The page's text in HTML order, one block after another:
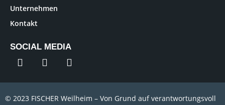
Unternehmen
Kontakt
SOCIAL MEDIA
© 2023 FISCHER Weilheim – Von Grund auf verantwortungsvoll